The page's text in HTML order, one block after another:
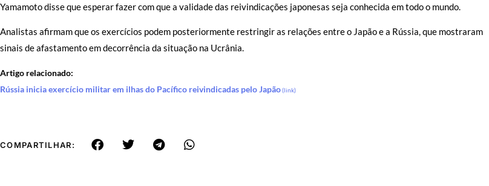
Yamamoto disse que esperar fazer com que a validade das reivindicações japonesas seja conhecida em todo o mundo.
Analistas afirmam que os exercícios podem posteriormente restringir as relações entre o Japão e a Rússia, que mostraram
sinais de afastamento em decorrência da situação na Ucrânia.
Artigo relacionado:
Rússia inicia exercício militar em ilhas do Pacífico reivindicadas pelo Japão(link)
COMPARTILHAR: